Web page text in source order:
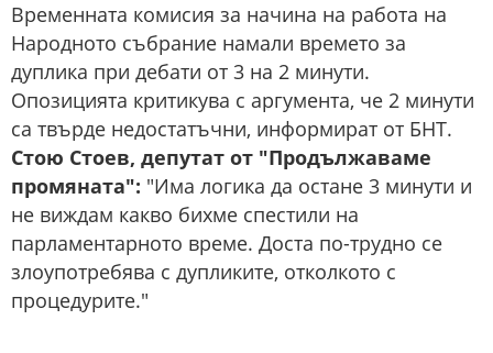
Временната комисия за начина на работа на
Народното събрание намали времето за
дуплика при дебати от 3 на 2 минути.
Опозицията критикува с аргумента, че 2 минути
са твърде недостатъчни, информират от БНТ.
Стою Стоев, депутат от "Продължаваме
промяната": "Има логика да остане 3 минути и
не виждам какво бихме спестили на
парламентарното време. Доста по-трудно се
злоупотребява с дупликите, отколкото с
процедурите."